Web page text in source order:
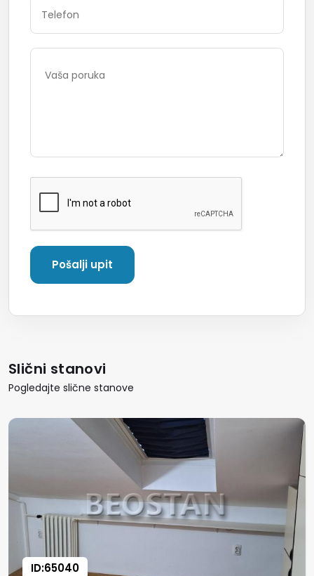
Slični stanovi
Pogledajte slične stanove
ID:65040